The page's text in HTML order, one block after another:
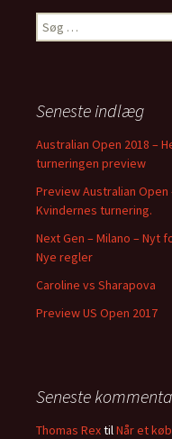
ø
t
r
:
Seneste indlæg
Australian Open 2018 –
turneringen preview
Preview Australian Open
Kvindernes turnering.
Next Gen – Milano – Nyt
Nye regler
Caroline vs Sharapova
Preview US Open 2017
Seneste
Thomas RextilNår et